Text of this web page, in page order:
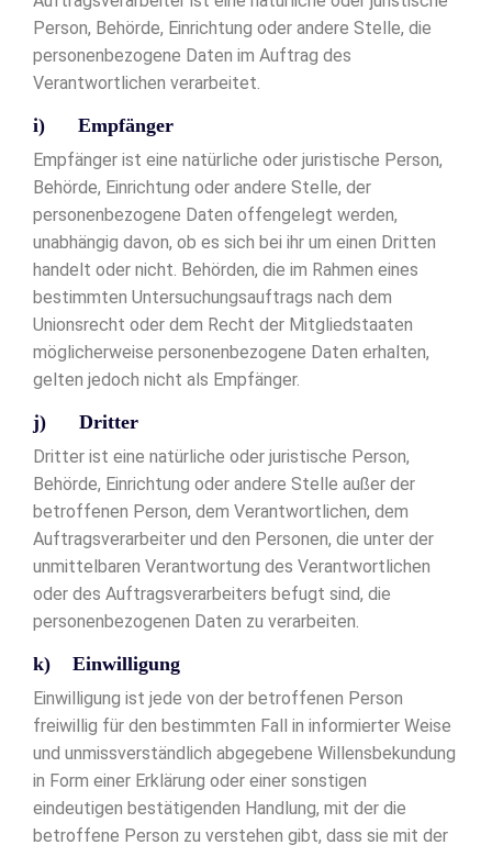
Person, Behörde, Einrichtung oder andere Stelle, die
personenbezogene Daten im Auftrag des
Verantwortlichen verarbeitet.
i) Empfänger
Empfänger ist eine natürliche oder juristische Person,
Behörde, Einrichtung oder andere Stelle, der
personenbezogene Daten offengelegt werden,
unabhängig davon, ob es sich bei ihr um einen Dritten
handelt oder nicht. Behörden, die im Rahmen eines
bestimmten Untersuchungsauftrags nach dem
Unionsrecht oder dem Recht der Mitgliedstaaten
möglicherweise personenbezogene Daten erhalten,
gelten jedoch nicht als Empfänger.
j) Dritter
Dritter ist eine natürliche oder juristische Person,
Behörde, Einrichtung oder andere Stelle außer der
betroffenen Person, dem Verantwortlichen, dem
Auftragsverarbeiter und den Personen, die unter der
unmittelbaren Verantwortung des Verantwortlichen
oder des Auftragsverarbeiters befugt sind, die
personenbezogenen Daten zu verarbeiten.
k) Einwilligung
Einwilligung ist jede von der betroffenen Person
freiwillig für den bestimmten Fall in informierter Weise
und unmissverständlich abgegebene Willensbekundung
in Form einer Erklärung oder einer sonstigen
eindeutigen bestätigenden Handlung, mit der die
betroffene Person zu verstehen gibt, dass sie mit der